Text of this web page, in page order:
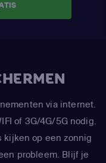
via internet.
of 3G/4G/5G nodig.
kijken op een zonnig
probleem. Blijf je